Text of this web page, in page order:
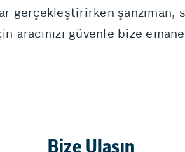
gerçekleştirirken şanzıman,
aracınızı güvenle bize